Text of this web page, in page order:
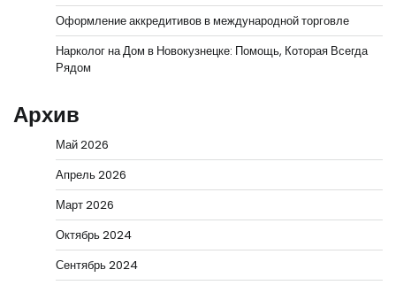
Оформление аккредитивов в международной торговле
Нарколог на Дом в Новокузнецке: Помощь, Которая Всегда
Рядом
Архив
Май 2026
Апрель 2026
Март 2026
Октябрь 2024
Сентябрь 2024